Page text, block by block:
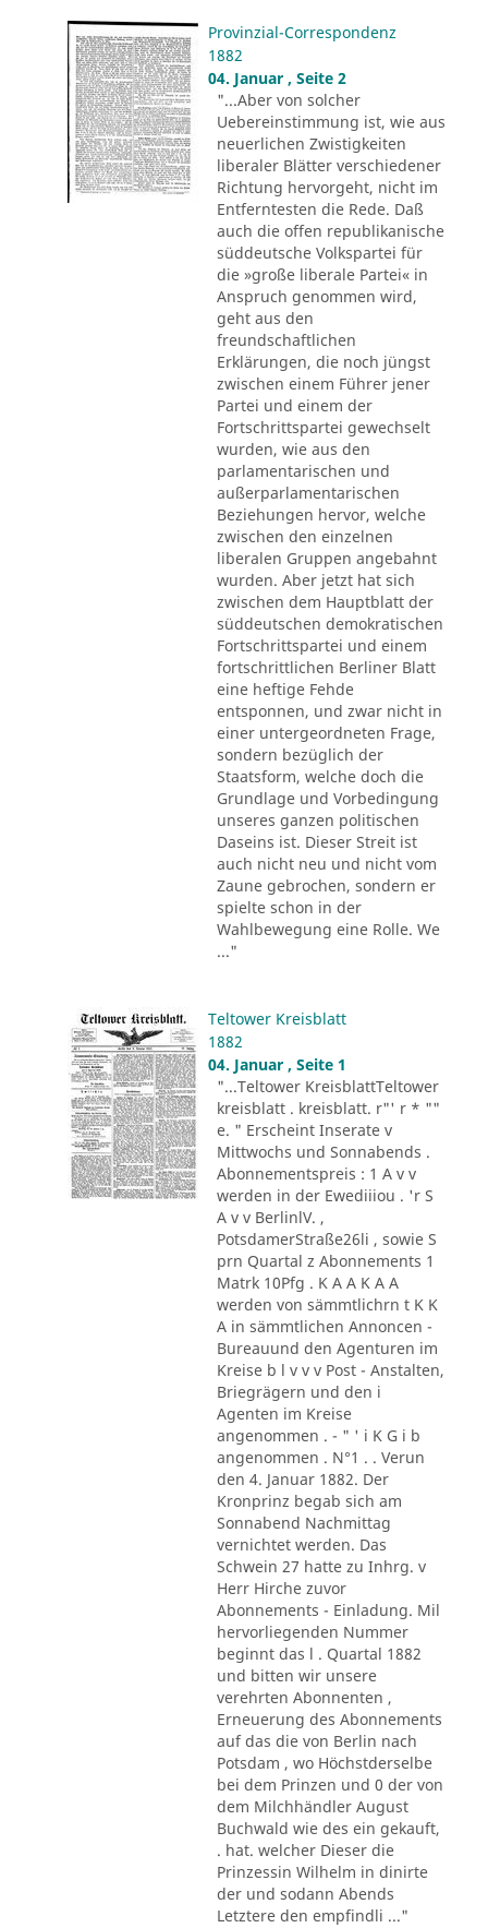
Provinzial-Correspondenz
1882
04. Januar , Seite 2
"...Aber von solcher
Uebereinstimmung ist, wie aus
neuerlichen Zwistigkeiten
liberaler Blätter verschiedener
Richtung hervorgeht, nicht im
Entferntesten die Rede. Daß
auch die offen republikanische
süddeutsche Volkspartei für
die »große liberale Partei« in
Anspruch genommen wird,
geht aus den
freundschaftlichen
Erklärungen, die noch jüngst
zwischen einem Führer jener
Partei und einem der
Fortschrittspartei gewechselt
wurden, wie aus den
parlamentarischen und
außerparlamentarischen
Beziehungen hervor, welche
zwischen den einzelnen
liberalen Gruppen angebahnt
wurden. Aber jetzt hat sich
zwischen dem Hauptblatt der
süddeutschen demokratischen
Fortschrittspartei und einem
fortschrittlichen Berliner Blatt
eine heftige Fehde
entsponnen, und zwar nicht in
einer untergeordneten Frage,
sondern bezüglich der
Staatsform, welche doch die
Grundlage und Vorbedingung
unseres ganzen politischen
Daseins ist. Dieser Streit ist
auch nicht neu und nicht vom
Zaune gebrochen, sondern er
spielte schon in der
Wahlbewegung eine Rolle. We
..."
Teltower Kreisblatt
1882
04. Januar , Seite 1
"...Teltower KreisblattTeltower
kreisblatt . kreisblatt. r"' r * ""
e. " Erscheint Inserate v
Mittwochs und Sonnabends .
Abonnementspreis : 1 A v v
werden in der Ewediiiou . 'r S
A v v BerlinlV. ,
PotsdamerStraße26li , sowie S
prn Quartal z Abonnements 1
Matrk 10Pfg . K A A K A A
werden von sämmtlichrn t K K
A in sämmtlichen Annoncen -
Bureauund den Agenturen im
Kreise b l v v v Post - Anstalten,
Briegrägern und den i
Agenten im Kreise
angenommen . - " ' i K G i b
angenommen . N°1 . . Verun
den 4. Januar 1882. Der
Kronprinz begab sich am
Sonnabend Nachmittag
vernichtet werden. Das
Schwein 27 hatte zu Inhrg. v
Herr Hirche zuvor
Abonnements - Einladung. Mil
hervorliegenden Nummer
beginnt das l . Quartal 1882
und bitten wir unsere
verehrten Abonnenten ,
Erneuerung des Abonnements
auf das die von Berlin nach
Potsdam , wo Höchstderselbe
bei dem Prinzen und 0 der von
dem Milchhändler August
Buchwald wie des ein gekauft,
. hat. welcher Dieser die
Prinzessin Wilhelm in dinirte
der und sodann Abends
Letztere den empfindli ..."